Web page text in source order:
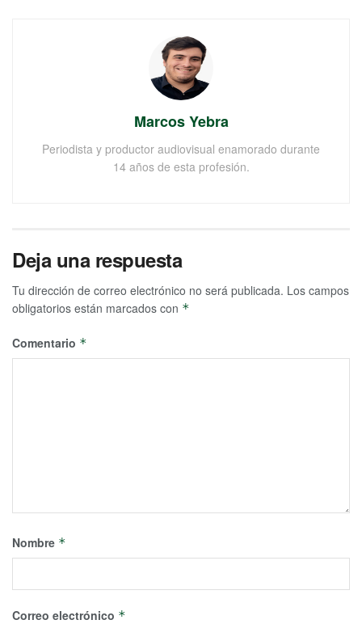
Marcos Yebra
Periodista y productor audiovisual enamorado durante
14 años de esta profesión.
Deja una respuesta
Tu dirección de correo electrónico no será publicada. Los campos
obligatorios están marcados con *
Comentario *
Nombre *
Correo electrónico *